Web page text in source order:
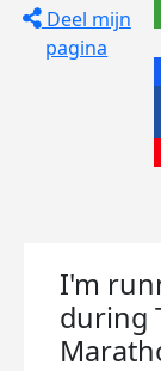
Deel mijn
pagina
I'm
during